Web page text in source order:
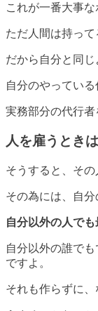
これが一番大事な
ただ人間は持っ
だから自分と同
自分のやってい
実務部分の代行
人を雇うとき
そうすると、その
その為には、自
自分以外の人で
自分以外の誰で
ですよ。
それも作らずに